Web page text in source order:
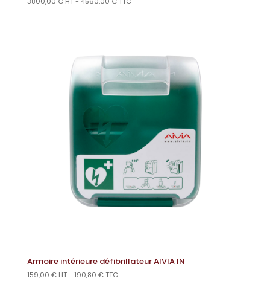
Armoire intérieure défibrillateur AIVIA IN
159,00 € HT - 190,80 €TTC